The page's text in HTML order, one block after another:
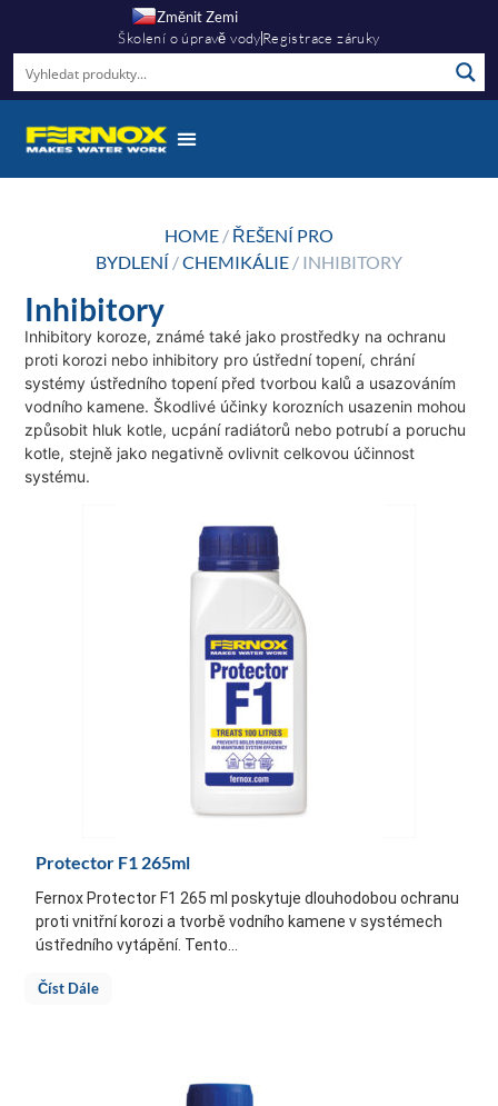
Změnit Zemi
Školení o úpravě vodyRegistrace záruky
HOME / ŘEŠENÍ PRO
BYDLENÍ /CHEMIKÁLIE / INHIBITORY
Inhibitory
Inhibitory koroze, známé také jako prostředky na ochranu
proti korozi nebo inhibitory pro ústřední topení, chrání
systémy ústředního topení před tvorbou kalů a usazováním
vodního kamene. Škodlivé účinky korozních usazenin mohou
způsobit hluk kotle, ucpání radiátorů nebo potrubí a poruchu
kotle, stejně jako negativně ovlivnit celkovou účinnost
systému.
Protector F1 265ml
Fernox Protector F1 265 ml poskytuje dlouhodobou ochranu
proti vnitřní korozi a tvorbě vodního kamene v systémech
ústředního vytápění. Tento...
Číst Dále